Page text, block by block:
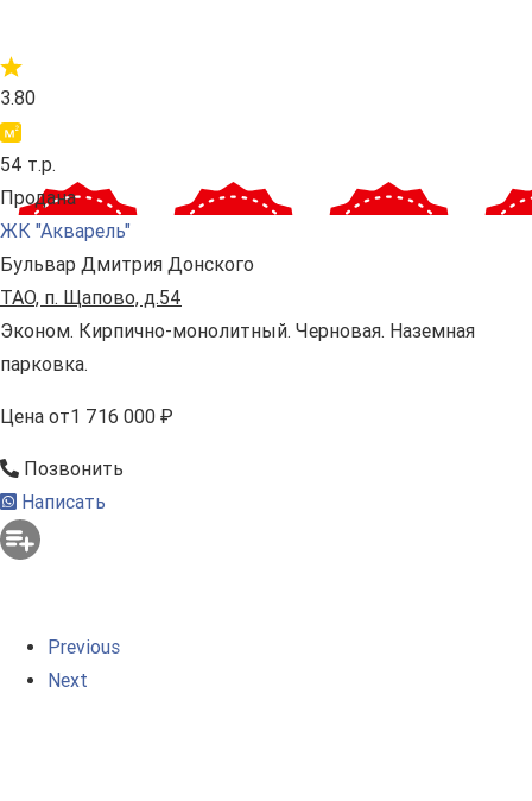
3.80
54 т.р.
Продана
ЖК "Акварель"
Бульвар Дмитрия Донского
ТАО, п. Щапово, д.54
Эконом. Кирпично-монолитный. Черновая. Наземная
парковка.
Цена от1 716 000 ₽
Позвонить
Написать
Previous
Next